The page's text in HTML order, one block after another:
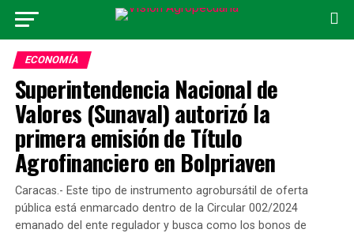
ECONOMÍA
Superintendencia Nacional de
Valores (Sunaval) autorizó la
primera emisión de Título
Agrofinanciero en Bolpriaven
Caracas.- Este tipo de instrumento agrobursátil de oferta
pública está enmarcado dentro de la Circular 002/2024
emanado del ente regulador y busca como los bonos de